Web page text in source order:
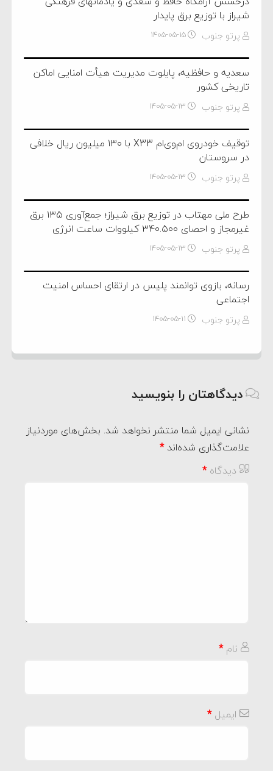
شیراز با توزیع برق پایدار
پرتو جنوب ۱۴۰۵-۰۵-۱۵
سعدیه و حافظیه، پایلوت مدیریت هیأت امنایی اماکن
تاریخی کشور
پرتو جنوب ۱۴۰۵-۰۵-۱۳
توقیف خودروی ام‌وی‌ام X33 با ۱۳۰ میلیون ریال خلافی
در سروستان
پرتو جنوب ۱۴۰۵-۰۵-۱۳
طرح ملی مهتاب در توزیع برق شیراز؛ جمع‌آوری ۱۳۵ برق
غیرمجاز و احصای ۳۴۰.۵۰۰ کیلووات ساعت انرژی
پرتو جنوب ۱۴۰۵-۰۵-۱۳
رسانه، بازوی توانمند پلیس در ارتقای احساس امنیت
اجتماعی
پرتو جنوب ۱۴۰۵-۰۵-۱۱
دیدگاهتان را بنویسید
نشانی ایمیل شما منتشر نخواهد شد. بخش‌های موردنیاز
علامت‌گذاری شده‌اند*
دیدگاه*
نام*
ایمیل*